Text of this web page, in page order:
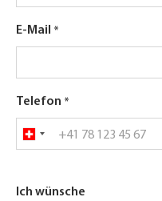
E-Mail
Telefon
Ich wünsche